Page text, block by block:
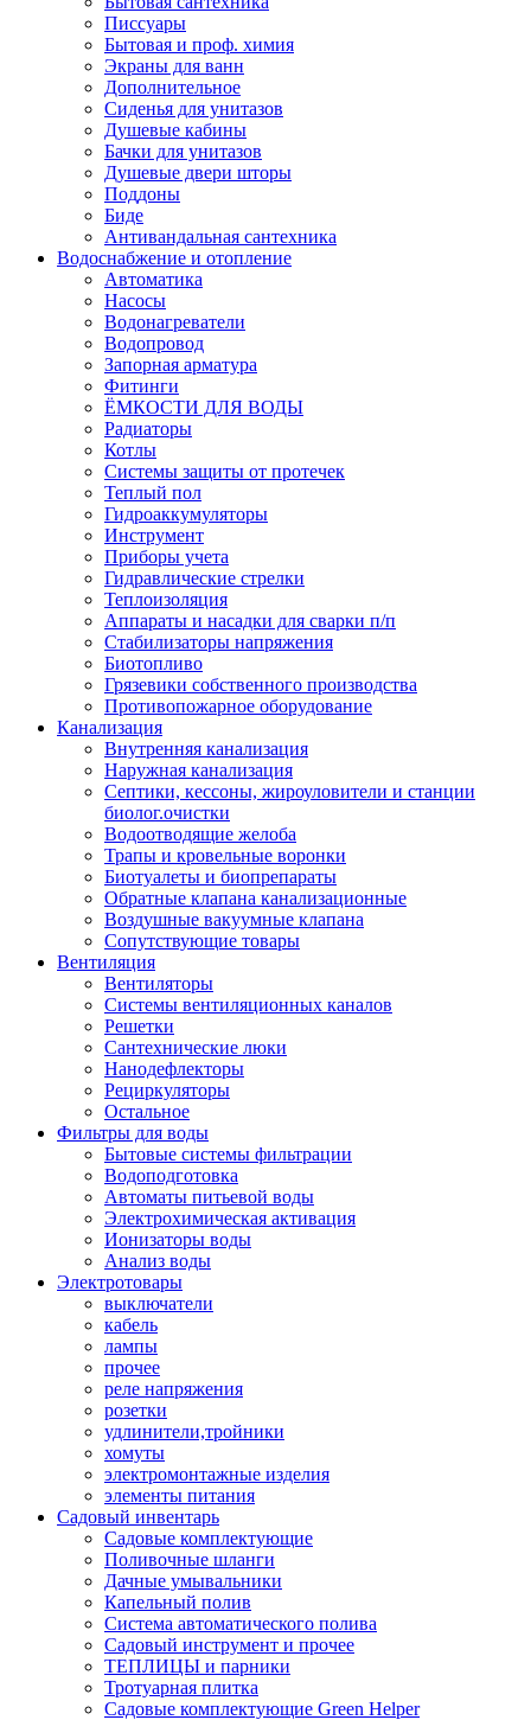
Писсуары
Бытовая и проф. химия
Экраны для ванн
Дополнительное
Сиденья для унитазов
Душевые кабины
Бачки для унитазов
Душевые двери шторы
Поддоны
Биде
Антивандальная сантехника
Водоснабжение и отопление
Автоматика
Насосы
Водонагреватели
Водопровод
Запорная арматура
Фитинги
ЁМКОСТИ ДЛЯ ВОДЫ
Радиаторы
Котлы
Системы защиты от протечек
Теплый пол
Гидроаккумуляторы
Инструмент
Приборы учета
Гидравлические стрелки
Теплоизоляция
Аппараты и насадки для сварки п/п
Стабилизаторы напряжения
Биотопливо
Грязевики собственного производства
Противопожарное оборудование
Канализация
Внутренняя канализация
Наружная канализация
Септики, кессоны, жироуловители и станции
биолог.очистки
Водоотводящие желоба
Трапы и кровельные воронки
Биотуалеты и биопрепараты
Обратные клапана канализационные
Воздушные вакуумные клапана
Сопутствующие товары
Вентиляция
Вентиляторы
Системы вентиляционных каналов
Решетки
Сантехнические люки
Нанодефлекторы
Рециркуляторы
Остальное
Фильтры для воды
Бытовые системы фильтрации
Водоподготовка
Автоматы питьевой воды
Электрохимическая активация
Ионизаторы воды
Анализ воды
Электротовары
выключатели
кабель
лампы
прочее
реле напряжения
розетки
удлинители,тройники
хомуты
электромонтажные изделия
элементы питания
Садовый инвентарь
Садовые комплектующие
Поливочные шланги
Дачные умывальники
Капельный полив
Система автоматического полива
Садовый инструмент и прочее
ТЕПЛИЦЫ и парники
Тротуарная плитка
Садовые комплектующие Green Helper